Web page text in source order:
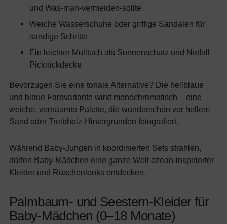
und Was-man-vermeiden-sollte
Weiche Wasserschuhe oder griffige Sandalen für
sandige Schritte
Ein leichter Mulltuch als Sonnenschutz und Notfall-
Picknickdecke
Bevorzugen Sie eine tonale Alternative? Die hellblaue
und blaue Farbvariante wirkt monochromatisch – eine
weiche, verträumte Palette, die wunderschön vor hellem
Sand oder Treibholz-Hintergründen fotografiert.
Während Baby-Jungen in koordinierten Sets strahlen,
dürfen Baby-Mädchen eine ganze Welt ozean-inspirierter
Kleider und Rüschenlooks entdecken.
Palmbaum- und Seestern-Kleider für
Baby-Mädchen (0–18 Monate)